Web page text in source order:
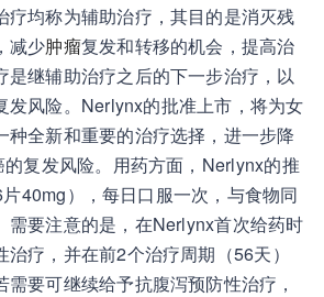
疗均称为辅助治疗，其目的是消灭残
减少肿瘤复发和转移的机会，提高治
是继辅助治疗之后的下一步治疗，以
发风险。Nerlynx的批准上市，将为女
种全新和重要的治疗选择，进一步降
复发风险。用药方面，Nerlynx的推
40mg），每日口服一次，与食物同
需要注意的是，在Nerlynx首次给药时
疗，并在前2个治疗周期（56天）
要可继续给予抗腹泻预防性治疗，